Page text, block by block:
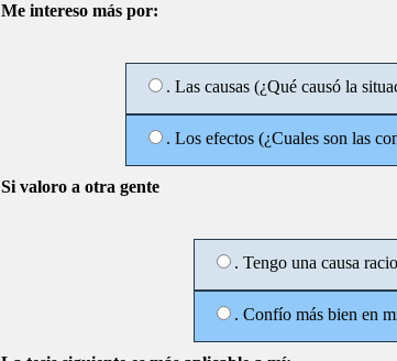
Me intereso más por:
. Las causas (¿Qué causó la
. Los efectos (¿Cuales son las
Si valoro a otra gente
. Tengo una causa
. Confío más bien en